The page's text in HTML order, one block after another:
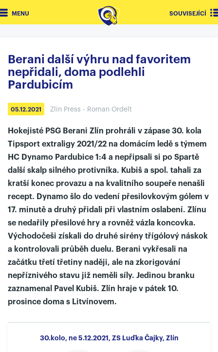
MENU SOUVISEJÍCÍ
Berani další výhru nad favoritem
nepřidali, doma podlehli
Pardubicím
05.12.2021 Zlin Press - Roman Ordelt
Hokejisté PSG Berani Zlín prohráli v zápase 30. kola
Tipsport extraligy 2021/22 na domácím ledě s týmem
HC Dynamo Pardubice 1:4 a nepřipsali si po Spartě
další skalp silného protivníka. Kubiš a spol. tahali za
kratší konec provazu a na kvalitního soupeře nenašli
recept. Dynamo šlo do vedení přesilovkovým gólem v
17. minutě a druhý přidali při vlastním oslabení. Zlínu
se nedařily přesilové hry a rovněž vázla koncovka.
Východočeši získali do druhé sirény třígólový náskok
a kontrolovali průběh duelu. Berani vykřesali na
začátku třetí třetiny naději, ale na zkorigování
nepříznivého stavu již neměli síly. Jedinou branku
zaznamenal Pavel Kubiš. Zlín hraje v pátek 10.
prosince doma s Litvínovem.
30.kolo, ne 5.12.2021, ZS Luďka Čajky, Zlín